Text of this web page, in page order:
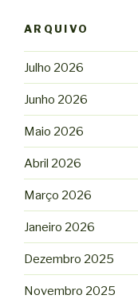
ARQUIVO
Julho 2026
Junho 2026
Maio 2026
Abril 2026
Março 2026
Janeiro 2026
Dezembro 2025
Novembro 2025